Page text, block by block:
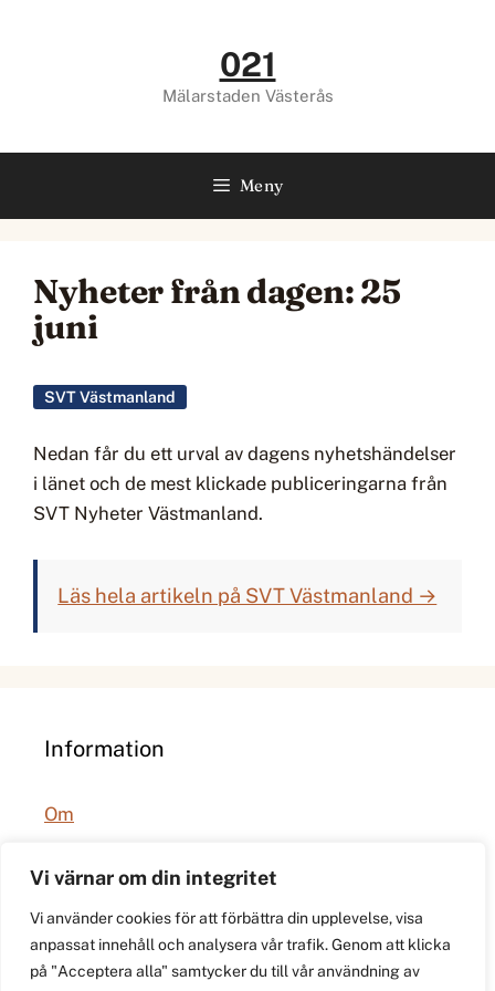
Vi värnar om din integritet
Vi använder cookies för att förbättra din upplevelse, visa
anpassat innehåll och analysera vår trafik. Genom att klicka
på "Acceptera alla" samtycker du till vår användning av
021
Mälarstaden Västerås
Meny
Nyheter från dagen: 25
juni
SVT Västmanland
Nedan får du ett urval av dagens nyhetshändelser
i länet och de mest klickade publiceringarna från
SVT Nyheter Västmanland.
Läs hela artikeln på SVT Västmanland →
Information
Om